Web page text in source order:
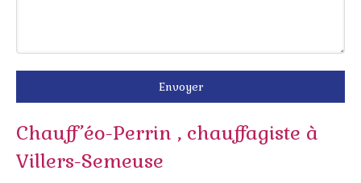
Envoyer
Chauff’éo-Perrin , chauffagiste à
Villers-Semeuse